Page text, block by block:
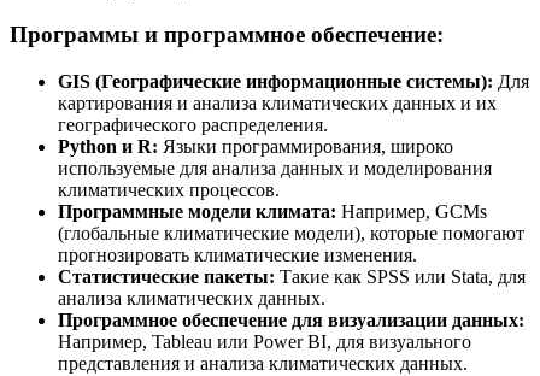
Программы и программное обеспечение:
GIS (Географические информационные системы): Для
картирования и анализа климатических данных и их
географического распределения.
Python и R: Языки программирования, широко
используемые для анализа данных и моделирования
климатических процессов.
Программные модели климата: Например, GCMs
(глобальные климатические модели), которые помогают
прогнозировать климатические изменения.
Статистические пакеты: Такие как SPSS или Stata, для
анализа климатических данных.
Программное обеспечение для визуализации данных:
Например, Tableau или Power BI, для визуального
представления и анализа климатических данных.